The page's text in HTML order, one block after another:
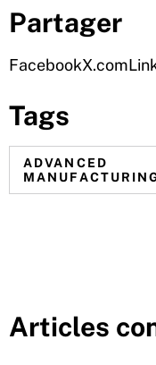
Partager
FacebookX.com
Tags
ADVANCED
Articles